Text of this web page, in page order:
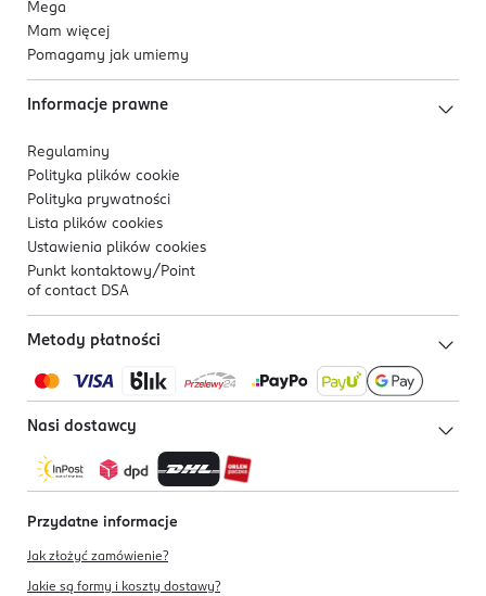
Mega
Mam więcej
Pomagamy jak umiemy
Informacje prawne
Regulaminy
Polityka plików cookie
Polityka prywatności
Lista plików cookies
Ustawienia plików cookies
Punkt kontaktowy/ Point
of contact DSA
Metody płatności
Nasi dostawcy
Przydatne informacje
Jak złożyć zamówienie?
Jakie są formy i koszty dostawy?